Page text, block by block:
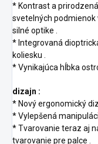
* Kontrast a
svetelných
silné optike .
* Integrovaná
koliesku .
* Vynikajúca hĺbka
dizajn :
* Nový ergonomický
* Vylepšená
* Tvarovanie teraz aj
tvarovanie pre palce .